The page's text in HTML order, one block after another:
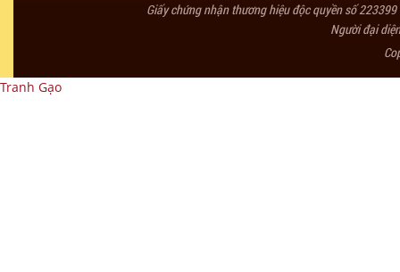
Giấy chứng nhận thương hiệu độc quyền số
Người đại
Tranh Gạo